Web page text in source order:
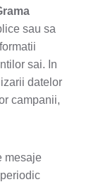
sau sa
sai. In
datelor
campanii,
mesaje